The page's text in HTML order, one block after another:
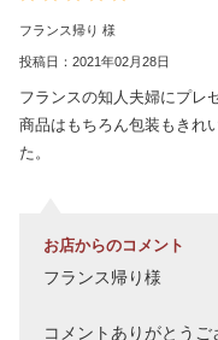
フランス帰り 様
投稿日：2021年02月28日
フランスの知人夫婦にプレ
商品はもちろん包装もきれ
た。
お店からのコメント
フランス帰り様
コメントありがとうご